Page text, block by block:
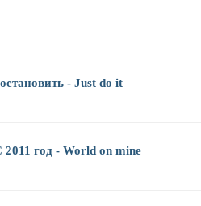
- Just do it
год - World on mine